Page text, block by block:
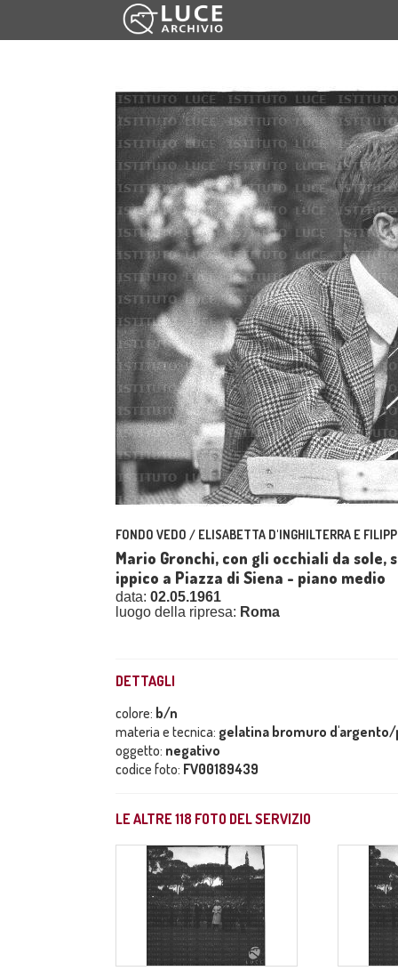
FONDO VEDO / ELISABETTA D'INGHILTERRA E
Mario Gronchi, con gli occhiali da
ippico a Piazza di Siena - piano medio
data: 02.05.1961
luogo della ripresa: Roma
DETTAGLI
colore: b/n
materia e tecnica: gelatina bromuro
oggetto: negativo
codice foto: FV00189439
LE ALTRE118 FOTO DEL SERVIZIO